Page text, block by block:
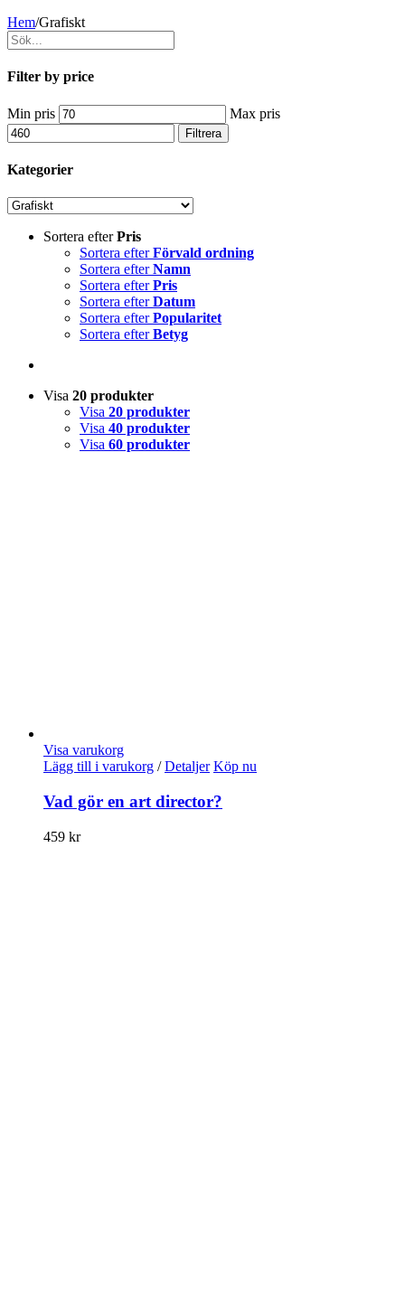
Hem/Grafiskt
Filter by price
Min pris Max pris
Filtrera
Kategorier
Sortera efterPris
Sortera efterFörvald ordning
Sortera efterNamn
Sortera efterPris
Sortera efterDatum
Sortera efterPopularitet
Sortera efterBetyg
Visa 20 produkter
Visa 20 produkter
Visa 40 produkter
Visa 60 produkter
Visa varukorg
Lägg till i varukorg / Detaljer Köp nu
Vad gör en art director?
459 kr